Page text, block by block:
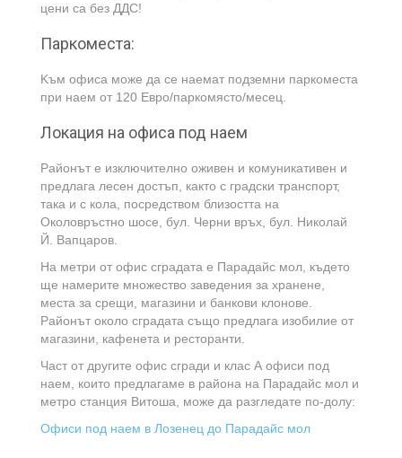
цени са без ДДС!
Паркоместа:
Kъм офиса може да се наемат подземни паркоместа
при наем от 120 Евро/паркомясто/месец.
Локация на офиса под наем
Районът е изключително оживен и комуникативен и
предлага лесен достъп, както с градски транспорт,
така и с кола, посредством близостта на
Околовръстно шосе, бул. Черни връх, бул. Николай
Й. Вапцаров.
На метри от офис сградата е Парадайс мол, където
ще намерите множество заведения за хранене,
места за срещи, магазини и банкови клонове.
Районът около сградата също предлага изобилие от
магазини, кафенета и ресторанти.
Част от другите офис сгради и клас А офиси под
наем, които предлагаме в района на Парадайс мол и
метро станция Витоша, може да разгледате по-долу:
Офиси под наем в Лозенец до Парадайс мол